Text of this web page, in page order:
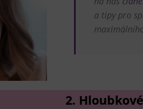
a tipy pro
2.